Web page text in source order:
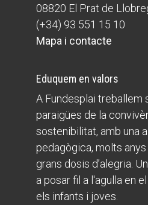
08820 El Prat de
(+34) 93 551 15 10
Mapa i contacte
Eduquem en valors
A Fundesplai treballem
paraigües de la
sostenibilitat, amb una
pedagògica, molts anys
grans dosis d’alegria.
a posar fil a l'agulla en
els infants i joves.